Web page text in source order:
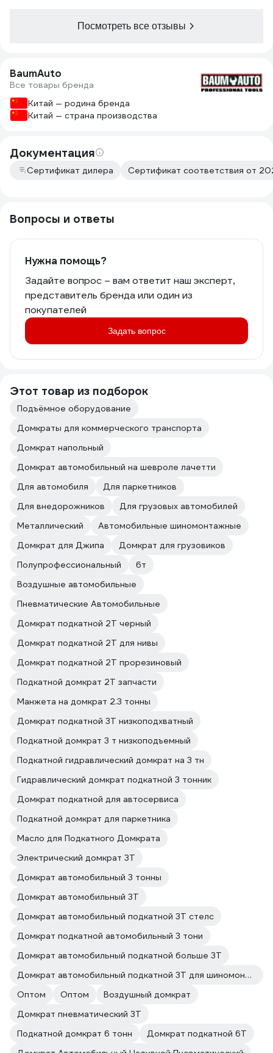
Посмотреть все отзывы
BaumAuto
Все товары бренда
Китай — родина бренда
Китай — страна производства
Документация
Сертификат дилера Сертификат соответствия от
Вопросы и ответы
Нужна помощь?
Задайте вопрос – вам ответит наш эксперт,
представитель бренда или один из
покупателей
Задать вопрос
Этот товар из подборок
Подъёмное оборудование
Домкраты для коммерческого транспорта
Домкрат напольный
Домкрат автомобильный на шевроле лачетти
Для автомобиля
Для паркетников
Для внедорожников
Для грузовых автомобилей
Металлический
Автомобильные шиномонтажные
Домкрат для Джипа
Домкрат для грузовиков
Полупрофессиональный
6т
Воздушные автомобильные
Пневматические Автомобильные
Домкрат подкатной 2Т черный
Домкрат подкатной 2Т для нивы
Домкрат подкатной 2Т прорезиновый
Подкатной домкрат 2Т запчасти
Манжета на домкрат 2.3 тонны
Домкрат подкатной 3Т низкоподхватный
Подкатной домкрат 3 т низкоподъемный
Подкатной гидравлический домкрат на 3 тн
Гидравлический домкрат подкатной 3 тонник
Домкрат подкатной для автосервиса
Подкатной домкрат для паркетника
Масло для Подкатного Домкрата
Электрический домкрат 3Т
Домкрат автомобильный 3 тонны
Домкрат автомобильный 3Т
Домкрат автомобильный подкатной 3Т стелс
Домкрат подкатной автомобильный 3 тони
Домкрат автомобильный подкатной больше 3Т
Домкрат автомобильный подкатной 3Т для шиномонтажа
Оптом
Оптом
Воздушный домкрат
Домкрат пневматический 3Т
Подкатной домкрат 6 тонн
Домкрат подкатной 6Т